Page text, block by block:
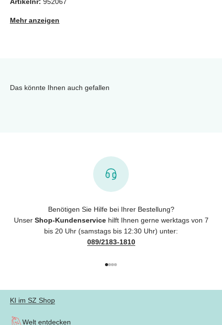
Artikelnr: 952067
Mehr anzeigen
Das könnte Ihnen auch gefallen
Benötigen Sie Hilfe bei Ihrer Bestellung?
Unser Shop-Kundenservicehilft Ihnen gerne werktags von 7
bis 20 Uhr (samstags bis 12:30 Uhr) unter:
089/2183-1810
KI im SZ Shop
Welt entdecken